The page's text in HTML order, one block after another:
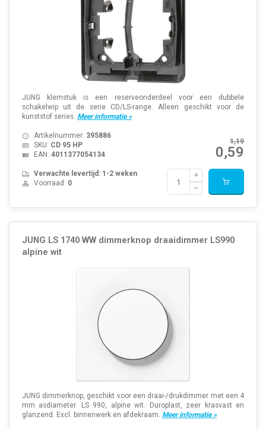
JUNG klemstuk is een reserveonderdeel voor een dubbele
schakelwip uit de serie CD/LS-range. Alleen geschikt voor de
kunststof series. Meer informatie »
1,19
0,59
Artikelnummer: 395886
SKU: CD 95 HP
EAN: 4011377054134
Verwachte levertijd: 1-2 weken
Voorraad: 0
JUNG LS 1740 WW dimmerknop draaidimmer LS990
alpine wit
JUNG dimmerknop, geschikt voor een draai-/drukdimmer met een 4
mm asdiameter. LS 990, alpine wit. Duroplast, zeer krasvast en
glanzend. Excl. binnenwerk en afdekraam. Meer informatie »